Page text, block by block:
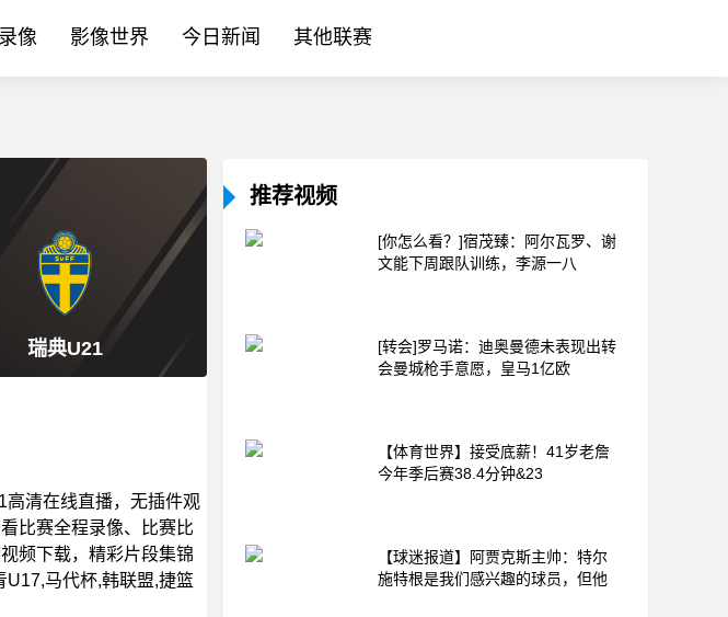
像 影像世界 今日新闻 其他联赛
瑞典U21
清在线直播，无插件观
比赛全程录像、比赛比
频下载，精彩片段集锦
马代杯,韩联盟,捷篮
推荐视频
[你怎么看？]宿茂臻：阿尔瓦罗、谢
文能下周跟队训练，李源一八
[转会]罗马诺：迪奥曼德未表现出转
会曼城枪手意愿，皇马1亿欧
【体育世界】接受底薪！41岁老詹
今年季后赛38.4分钟&23
【球迷报道】阿贾克斯主帅：特尔
施特根是我们感兴趣的球员，但他